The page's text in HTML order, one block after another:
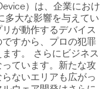
）は、企業におけ
多大な影響を与えてい
が動作するデバイス
すから、プロの犯罪
す。 さらにビジネス
ています。新たな攻
ないエリアも広がっ